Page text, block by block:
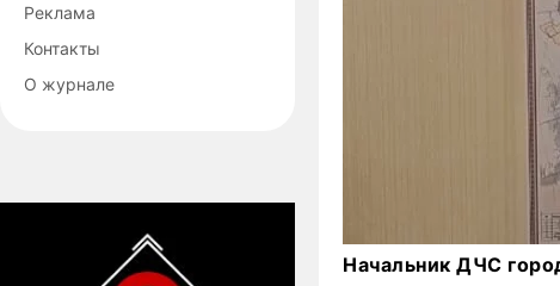
Реклама
Контакты
О журнале
Начальник ДЧС